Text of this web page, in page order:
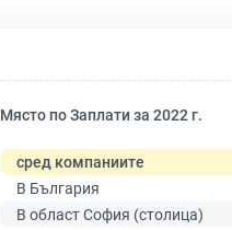
Място по Заплати за 2022 г.
сред компаниите
В България
В област София (столица)